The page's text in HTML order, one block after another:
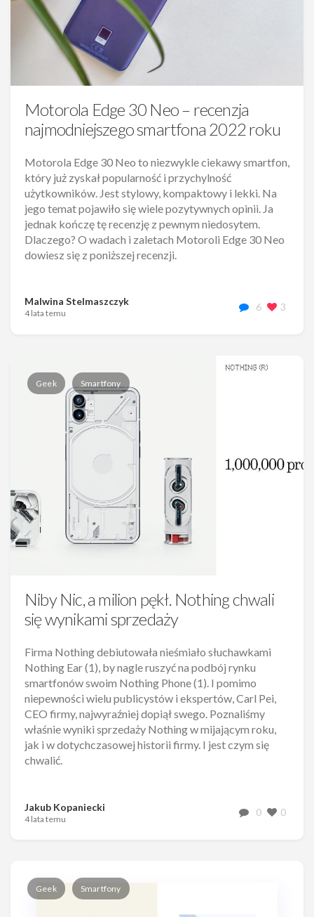
Motorola Edge 30 Neo – recenzja
najmodniejszego smartfona 2022 roku
Motorola Edge 30 Neo to niezwykle ciekawy smartfon,
który już zyskał popularność i przychylność
użytkowników. Jest stylowy, kompaktowy i lekki. Na
jego temat pojawiło się wiele pozytywnych opinii. Ja
jednak kończę tę recenzję z pewnym niedosytem.
Dlaczego? O wadach i zaletach Motoroli Edge 30 Neo
dowiesz się z poniższej recenzji.
Malwina Stelmaszczyk
4 lata temu
6 3
Geek Smartfony
Niby Nic, a milion pękł. Nothing chwali
się wynikami sprzedaży
Firma Nothing debiutowała nieśmiało słuchawkami
Nothing Ear (1), by nagle ruszyć na podbój rynku
smartfonów swoim Nothing Phone (1). I pomimo
niepewności wielu publicystów i ekspertów, Carl Pei,
CEO firmy, najwyraźniej dopiął swego. Poznaliśmy
właśnie wyniki sprzedaży Nothing w mijającym roku,
jak i w dotychczasowej historii firmy. I jest czym się
chwalić.
Jakub Kopaniecki
4 lata temu
0 0
Geek Smartfony